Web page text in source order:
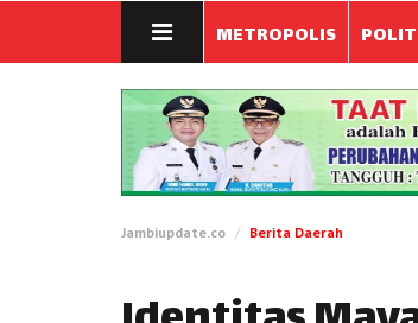
METROPOLIS
Jambiupdate.co Berita Daerah